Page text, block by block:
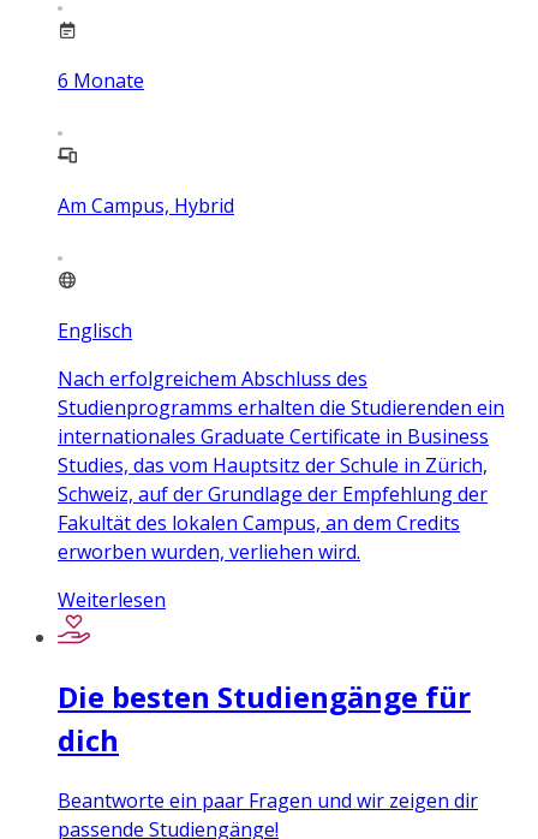
6 Monate
Am Campus, Hybrid
Englisch
Nach erfolgreichem Abschluss des
Studienprogramms erhalten die Studierenden ein
internationales Graduate Certificate in Business
Studies, das vom Hauptsitz der Schule in Zürich,
Schweiz, auf der Grundlage der Empfehlung der
Fakultät des lokalen Campus, an dem Credits
erworben wurden, verliehen wird.
Weiterlesen
Die besten Studiengänge für
dich
Beantworte ein paar Fragen und wir zeigen dir
passende Studiengänge!